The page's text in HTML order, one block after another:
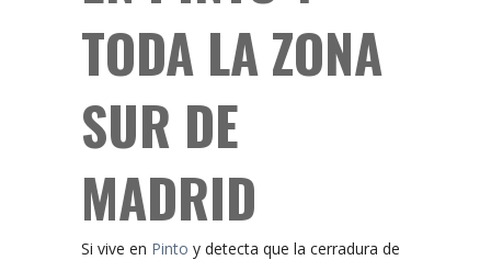
TODA LA ZONA
SUR DE
MADRID
Si vive en Pinto y detecta que la cerradura de